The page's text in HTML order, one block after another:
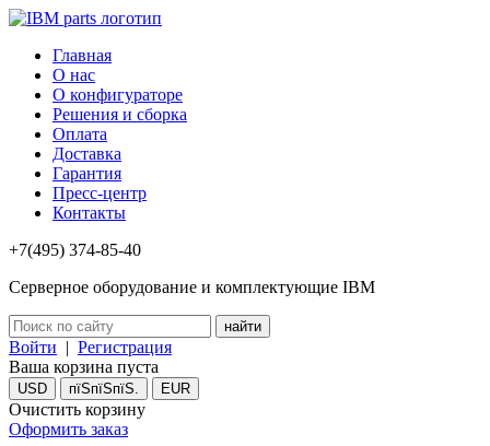
Главная
О нас
О конфигураторе
Решения и сборка
Оплата
Доставка
Гарантия
Пресс-центр
Контакты
+7(495) 374-85-40
Серверное оборудование и комплектующие IBM
Войти | Регистрация
Ваша корзина пуста
USD пїЅпїЅпїЅ. EUR
Очистить корзину
Оформить заказ